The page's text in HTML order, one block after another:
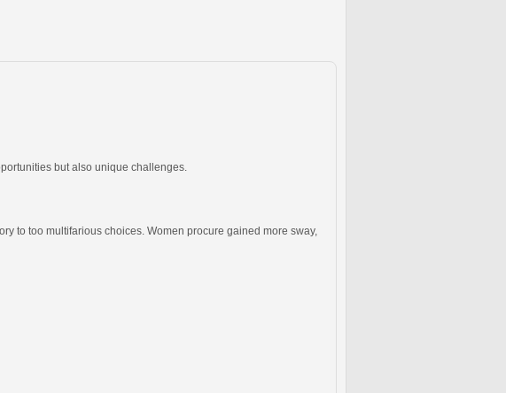
but also unique challenges.
to too multifarious choices. Women procure gained more sway,